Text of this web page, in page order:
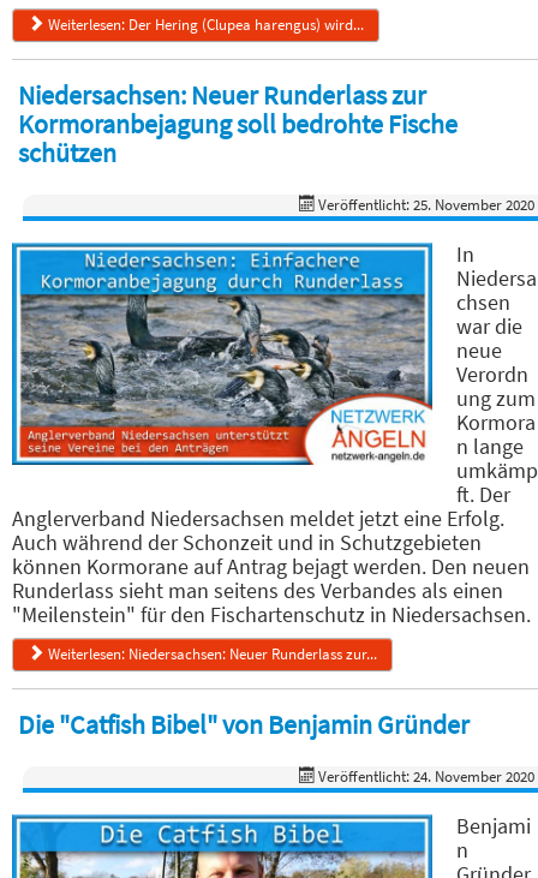
Weiterlesen: Der Hering (Clupea harengus) wird...
Niedersachsen: Neuer Runderlass zur
Kormoranbejagung soll bedrohte Fische
schützen
Veröffentlicht: 25. November 2020
In
Niedersa
chsen
war die
neue
Verordn
ung zum
Kormora
n lange
umkämp
ft. Der
Anglerverband Niedersachsen meldet jetzt eine Erfolg.
Auch während der Schonzeit und in Schutzgebieten
können Kormorane auf Antrag bejagt werden. Den neuen
Runderlass sieht man seitens des Verbandes als einen
"Meilenstein" für den Fischartenschutz in Niedersachsen.
Weiterlesen: Niedersachsen: Neuer Runderlass zur...
Die "Catfish Bibel" von Benjamin Gründer
Veröffentlicht: 24. November 2020
Benjami
n